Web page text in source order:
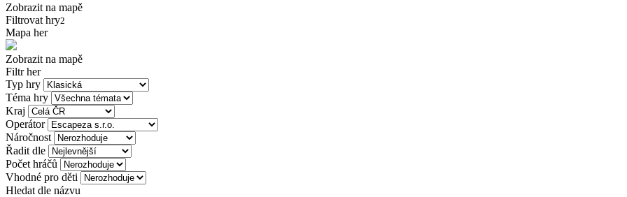
Zobrazit na mapě
Filtrovat hry2
Mapa her
Zobrazit na mapě
Filtr her
Typ hry
Téma hry
Kraj
Operátor
Náročnost
Řadit dle
Počet hráčů
Vhodné pro děti
Hledat dle názvu